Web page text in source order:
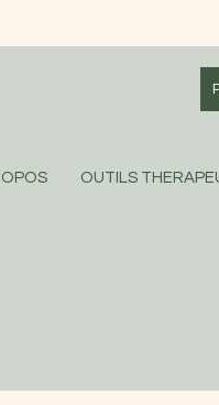
OUTILS